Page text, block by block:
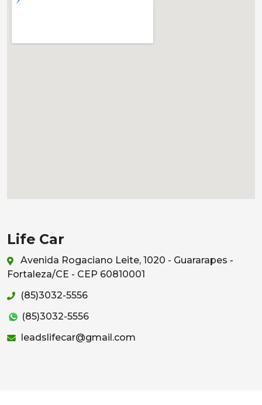
Life Car
Avenida Rogaciano Leite, 1020 - Guararapes -
Fortaleza/CE - CEP 60810001
(85)3032-5556
(85)3032-5556
leadslifecar@gmail.com